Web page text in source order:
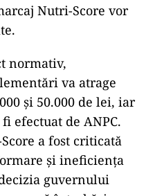
Nutri-Score vor
normativ,
va atrage
și 50.000 de lei, iar
efectuat de ANPC.
a fost criticată
și ineficiența
guvernului